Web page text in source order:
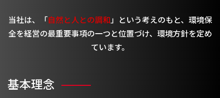
当社は、「自然と人との調和」という考えのもと、環境保
全を経営の最重要事項の一つと位置づけ、環境方針を定め
ています。
基本理念